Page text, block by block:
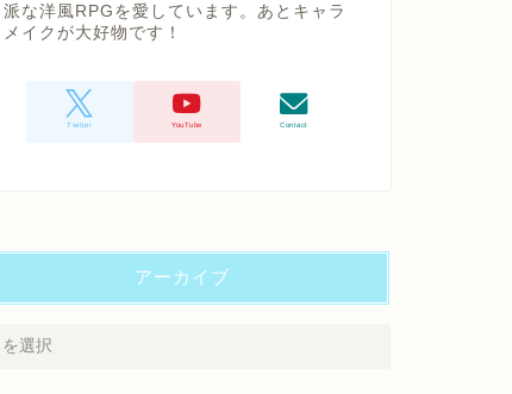
派な洋風RPGを愛しています。あとキャラ
メイクが大好物です！
アーカイブ